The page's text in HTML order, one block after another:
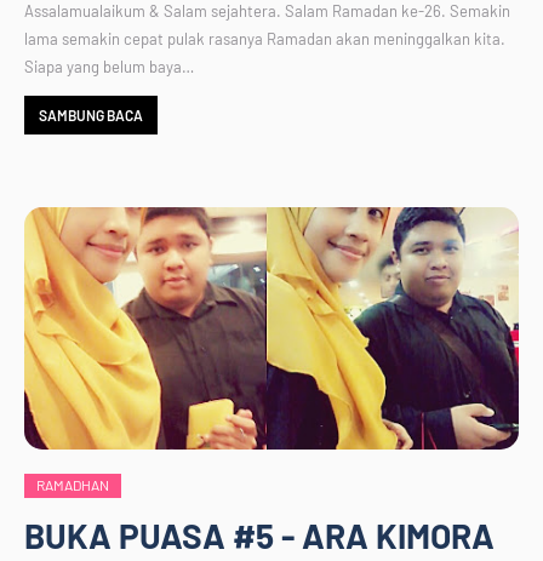
Assalamualaikum & Salam sejahtera. Salam Ramadan ke-26. Semakin
lama semakin cepat pulak rasanya Ramadan akan meninggalkan kita.
Siapa yang belum baya…
SAMBUNG BACA
RAMADHAN
BUKA PUASA #5 - ARA KIMORA